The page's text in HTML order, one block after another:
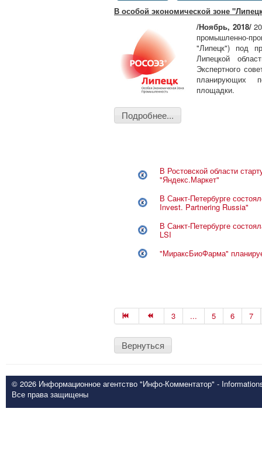
В особой экономической зоне
/Ноябрь, 2018/20
промышленно-
"Липецк") под
Липецкой
Экспертного
планирующих
площадки.
Подробнее...
В Ростовской области
"Яндекс.Маркет"
В Санкт-Петербурге
Invest. Partnering Russia"
В Санкт-Петербурге
LSI
"МираксБиоФарма"
3 ... 5 6 7
Вернуться
© 2026 Информационное агентство "Инфо-Комментатор" -
Все права защищены